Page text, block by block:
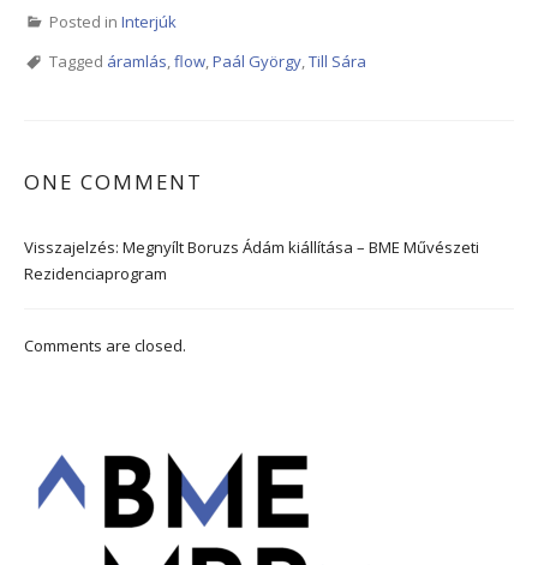
Posted in Interjúk
Tagged áramlás,flow,Paál György,Till Sára
ONE COMMENT
Visszajelzés: Megnyílt Boruzs Ádám kiállítása – BME Művészeti
Rezidenciaprogram
Comments are closed.